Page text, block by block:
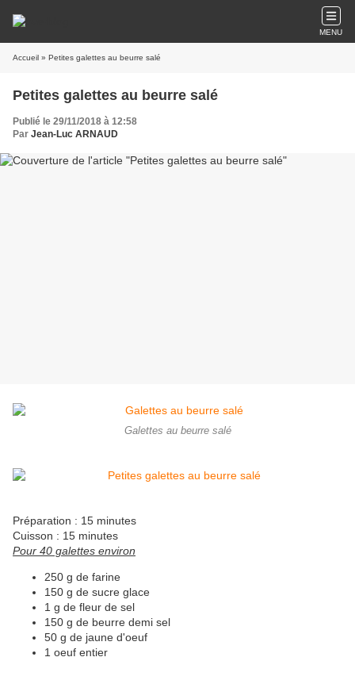
MENU
Accueil » Petites galettes au beurre salé
Petites galettes au beurre salé
Publié le 29/11/2018 à 12:58
Par Jean-Luc ARNAUD
Galettes au beurre salé
Préparation : 15 minutes
Cuisson : 15 minutes
Pour 40 galettes environ
250 g de farine
150 g de sucre glace
1 g de fleur de sel
150 g de beurre demi sel
50 g de jaune d'oeuf
1 oeuf entier